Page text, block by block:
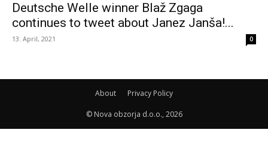
Deutsche Welle winner Blaž Zgaga
continues to tweet about Janez Janša!...
13. April, 2021 0
About Privacy Policy
© Nova obzorja d.o.o., 2026